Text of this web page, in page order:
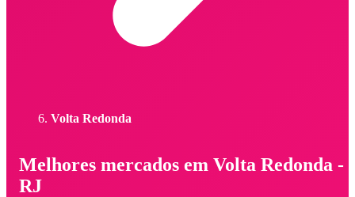
Volta Redonda
Melhores mercados em Volta Redonda -
RJ